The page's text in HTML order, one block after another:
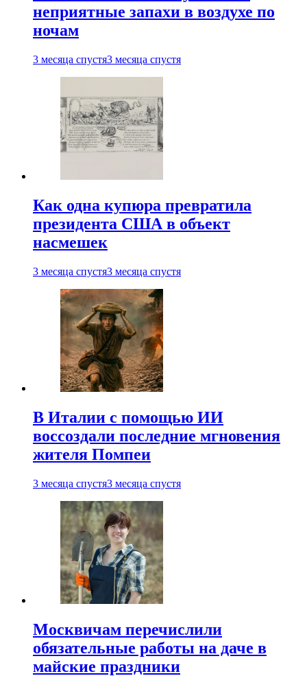
неприятные запахи в воздухе по
ночам
3 месяца спустя3 месяца спустя
Как одна купюра превратила
президента США в объект
насмешек
3 месяца спустя3 месяца спустя
В Италии с помощью ИИ
воссоздали последние мгновения
жителя Помпеи
3 месяца спустя3 месяца спустя
Москвичам перечислили
обязательные работы на даче в
майские праздники